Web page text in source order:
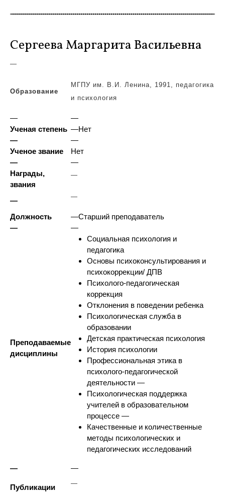
Сергеева Маргарита Васильевна
—
Образование
МГПУ им. В.И. Ленина, 1991, педагогика
и психология
—
—
Ученая степень —Нет
—
—
Ученое звание
Нет
—
—
Награды,
звания
—
— —
Должность —Старший преподаватель
—
—
Преподаваемые
дисциплины
Социальная психология и
педагогика
Основы психоконсультирования и
психокоррекции/ ДПВ
Психолого-педагогическая
коррекция
Отклонения в поведении ребенка
Психологическая служба в
образовании
Детская практическая психология
История психологии
Профессиональная этика в
психолого-педагогической
деятельности —
Психологическая поддержка
учителей в образовательном
процессе —
Качественные и количественные
методы психологических и
педагогических исследований
— —
Публикации —